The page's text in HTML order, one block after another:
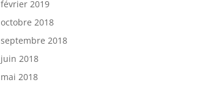
février 2019
octobre 2018
septembre 2018
juin 2018
mai 2018